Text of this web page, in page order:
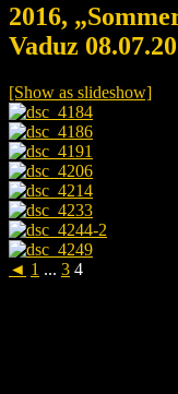
2016,
Vaduz
[Show as slideshow]
◄ 1 ... 3 4